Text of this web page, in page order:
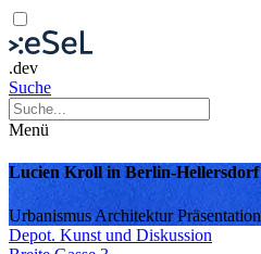
.dev
Suche
Menü
Lucien Kroll in Berlin-Hellersdorf
UrbanismusArchitekturPräsentation
Depot. Kunst und Diskussion